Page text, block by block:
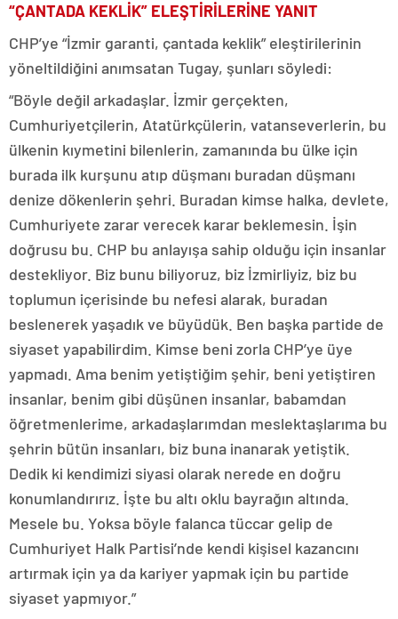
“ÇANTADA KEKLİK” ELEŞTİRİLERİNE YANIT
CHP’ye “İzmir garanti, çantada keklik” eleştirilerinin
yöneltildiğini anımsatan Tugay, şunları söyledi:
“Böyle değil arkadaşlar. İzmir gerçekten,
Cumhuriyetçilerin, Atatürkçülerin, vatanseverlerin, bu
ülkenin kıymetini bilenlerin, zamanında bu ülke için
burada ilk kurşunu atıp düşmanı buradan düşmanı
denize dökenlerin şehri. Buradan kimse halka, devlete,
Cumhuriyete zarar verecek karar beklemesin. İşin
doğrusu bu. CHP bu anlayışa sahip olduğu için insanlar
destekliyor. Biz bunu biliyoruz, biz İzmirliyiz, biz bu
toplumun içerisinde bu nefesi alarak, buradan
beslenerek yaşadık ve büyüdük. Ben başka partide de
siyaset yapabilirdim. Kimse beni zorla CHP’ye üye
yapmadı. Ama benim yetiştiğim şehir, beni yetiştiren
insanlar, benim gibi düşünen insanlar, babamdan
öğretmenlerime, arkadaşlarımdan meslektaşlarıma bu
şehrin bütün insanları, biz buna inanarak yetiştik.
Dedik ki kendimizi siyasi olarak nerede en doğru
konumlandırırız. İşte bu altı oklu bayrağın altında.
Mesele bu. Yoksa böyle falanca tüccar gelip de
Cumhuriyet Halk Partisi’nde kendi kişisel kazancını
artırmak için ya da kariyer yapmak için bu partide
siyaset yapmıyor.”